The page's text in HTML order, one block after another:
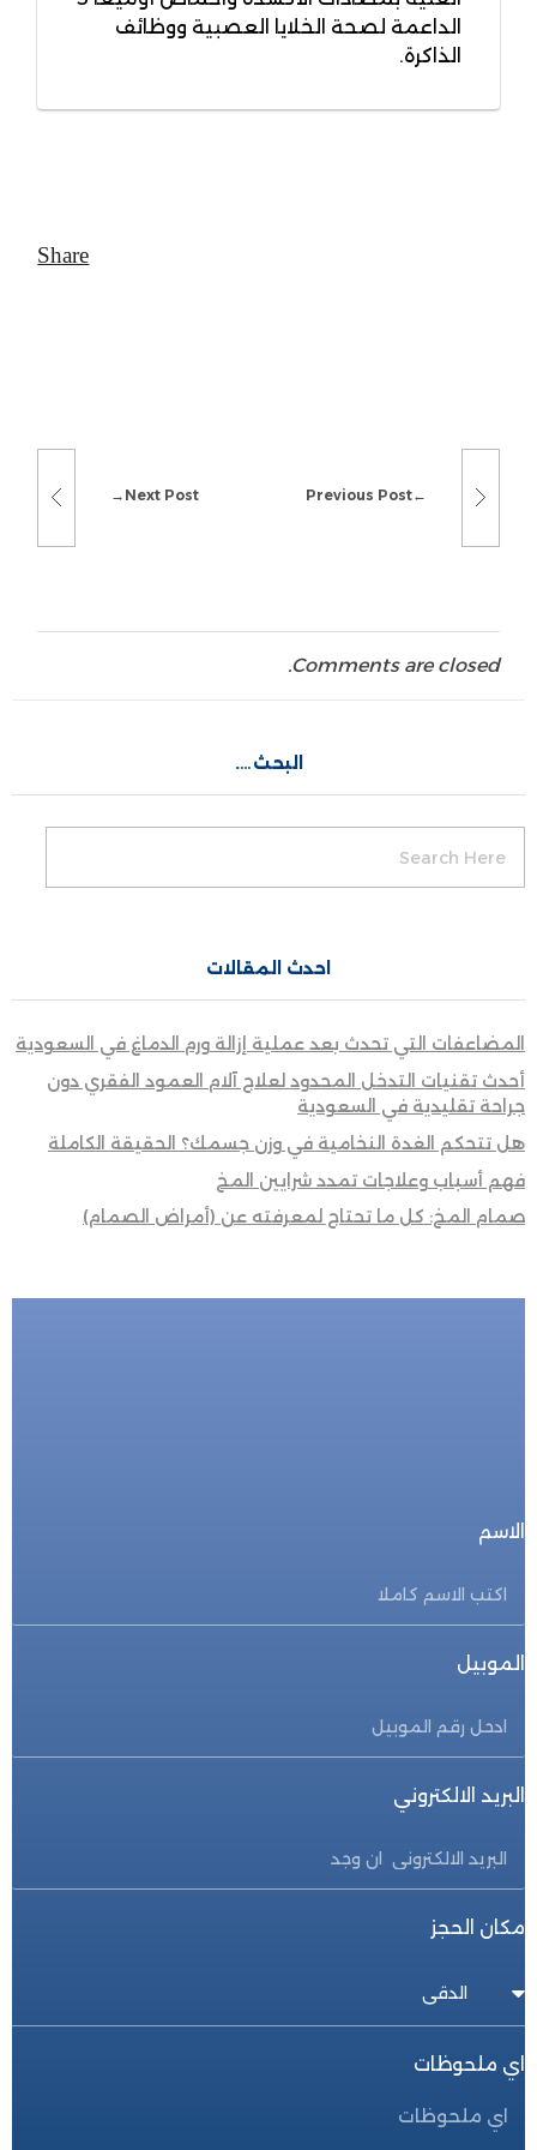
الداعمة لصحة الخلايا العصبية ووظائف
الذاكرة.
Previous Post
Next Post
Comments are closed.
البحث….
احدث المقالات
المضاعفات التي تحدث بعد عملية إزالة ورم الدماغ في السعودية
أحدث تقنيات التدخل المحدود لعلاج آلام العمود الفقري دون
جراحة تقليدية في السعودية
هل تتحكم الغدة النخامية في وزن جسمك؟ الحقيقة الكاملة
فهم أسباب وعلاجات تمدد شرايين المخ
صمام المخ: كل ما تحتاج لمعرفته عن (أمراض الصمام)
الاسم
الموبيل
البريد الالكتروني
مكان الحجز
اي ملحوظات